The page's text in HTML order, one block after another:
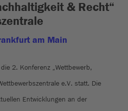
& Recht“
am Main
2. Konferenz „Wettbewerb,
e.V. statt. Die
Entwicklungen an der